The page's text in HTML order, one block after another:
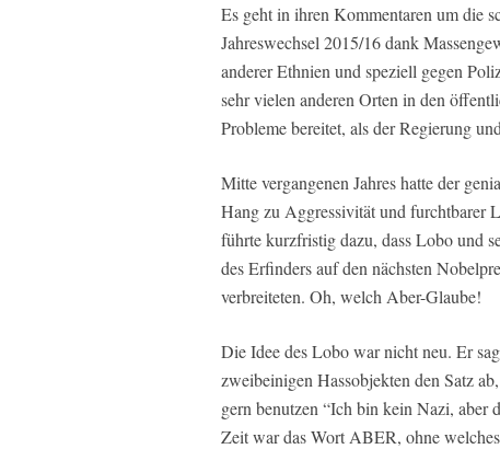
Es geht in ihren Kommentaren um die
Jahreswechsel 2015/16 dank
anderer Ethnien und speziell gegen
sehr vielen anderen Orten in den
Probleme bereitet, als der Regierung
Mitte vergangenen Jahres hatte der
Hang zu Aggressivität und furchtbarer
führte kurzfristig dazu, dass Lobo und
des Erfinders auf den nächsten
verbreiteten. Oh, welch Aber-Glaube!
Die Idee des Lobo war nicht neu. Er
zweibeinigen Hassobjekten den Satz
gern benutzen “Ich bin kein Nazi, aber
Zeit war das Wort ABER, ohne